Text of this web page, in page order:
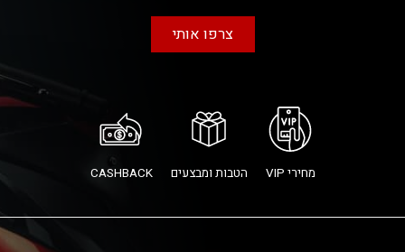
צרפו אותי
מחירי VIP הטבות ומבצעים CASHBACK